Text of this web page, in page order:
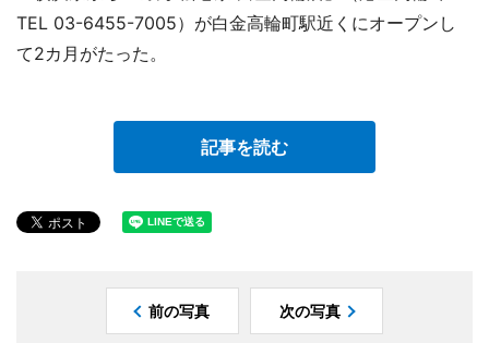
TEL 03-6455-7005）が白金高輪町駅近くにオープンし
て2カ月がたった。
記事を読む
前の写真 次の写真